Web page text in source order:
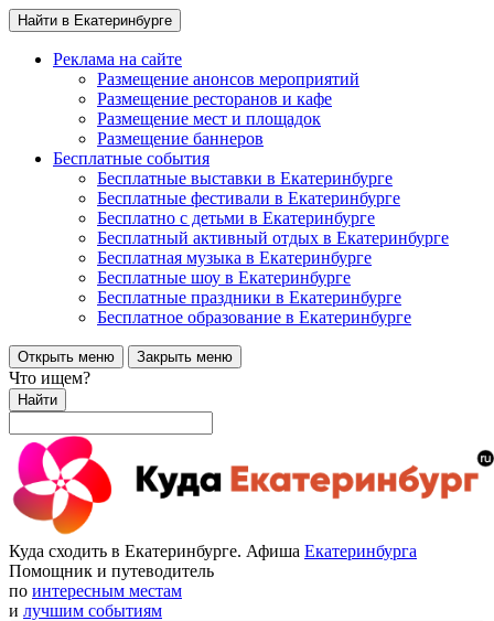
Найти в Екатеринбурге
Реклама на сайте
Размещение анонсов мероприятий
Размещение ресторанов и кафе
Размещение мест и площадок
Размещение баннеров
Бесплатные события
Бесплатные выставки в Екатеринбурге
Бесплатные фестивали в Екатеринбурге
Бесплатно с детьми в Екатеринбурге
Бесплатный активный отдых в Екатеринбурге
Бесплатная музыка в Екатеринбурге
Бесплатные шоу в Екатеринбурге
Бесплатные праздники в Екатеринбурге
Бесплатное образование в Екатеринбурге
Открыть меню Закрыть меню
Что ищем?
Найти
Куда сходить в Екатеринбурге. Афиша Екатеринбурга
Помощник и путеводитель
по интересным местам
и лучшим событиям